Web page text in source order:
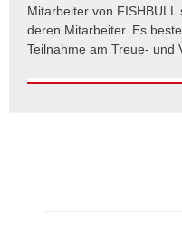
Mitarbeiter von
deren Mitarbeiter. Es
Teilnahme am Treue- und